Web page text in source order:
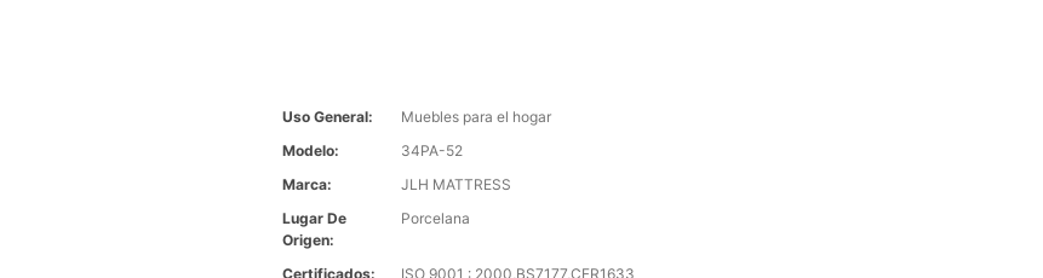
Uso General:
Muebles para el hogar
Modelo:
34PA-52
Marca:
JLH MATTRESS
Lugar De
Origen:
Porcelana
Certificados:
ISO 9001 : 2000,BS7177,CFR1633